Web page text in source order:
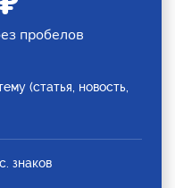
пробелов
(статья, новость,
знаков